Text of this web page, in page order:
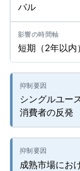
バル
短期（2年以内）
シングルユー
消費者の反発
成熟市場にお